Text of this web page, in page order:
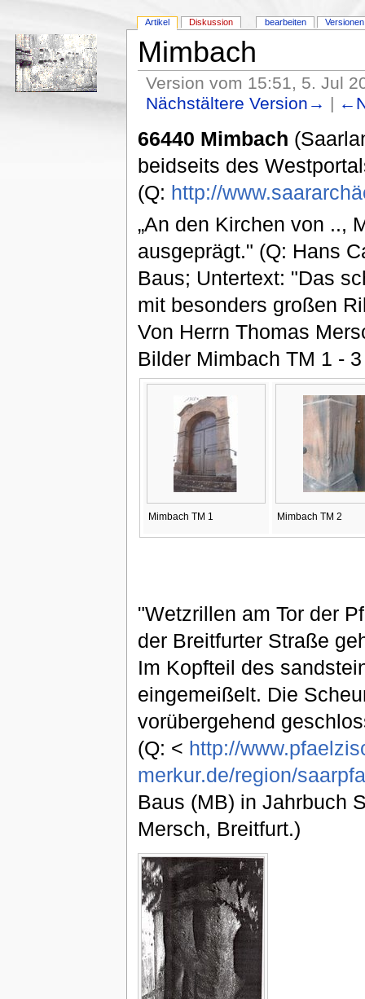
Mimbach
Version vom 15:51, 5. Jul
Nächstältere Version→ |
66440 Mimbach
beidseits des
(Q: http://
„An den Kirchen von ..,
ausgeprägt." (Q: Hans
Baus; Untertext: "Das
mit besonders großen
Von Herrn Thomas
Bilder Mimbach TM 1 - 3
Mimbach TM 1 Mimbach TM 2
"Wetzrillen am Tor der
der Breitfurter Straße
Im Kopfteil des
eingemeißelt. Die
vorübergehend
(Q: < http://
merkur.de/region/
Baus (MB) in Jahrbuch
Mersch, Breitfurt.)
Artikel Diskussion bearbeiten Versionen